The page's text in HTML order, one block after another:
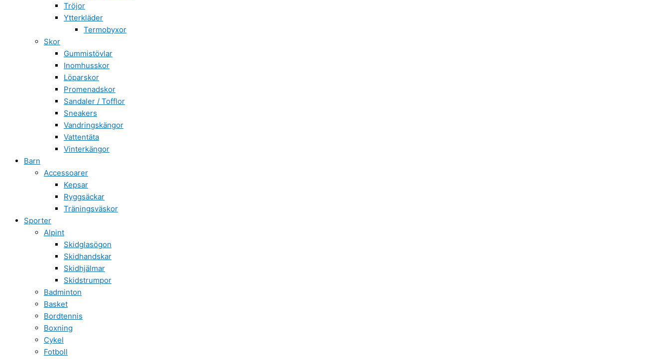
Tröjor
Ytterkläder
Termobyxor
Skor
Gummistövlar
Inomhusskor
Löparskor
Promenadskor
Sandaler / Tofflor
Sneakers
Vandringskängor
Vattentäta
Vinterkängor
Barn
Accessoarer
Kepsar
Ryggsäckar
Träningsväskor
Sporter
Alpint
Skidglasögon
Skidhandskar
Skidhjälmar
Skidstrumpor
Badminton
Basket
Bordtennis
Boxning
Cykel
Fotboll